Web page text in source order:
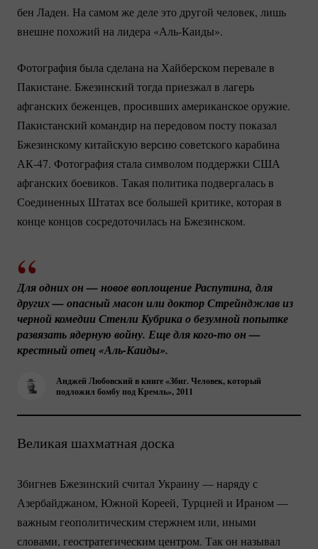
бен Ладен. На самом же деле это другой человек, лишь
внешне похожий на лидера «Аль-Каиды».
Фотография была сделана на Хайберском перевале в
Пакистане. Бжезинский тогда приезжал в лагерь
афганских беженцев, просивших американское оружие.
Пакистанский командир на передовом посту показал
Бжезинскому китайскую версию советского карабина
АК-47. Фотография стала символом поддержки США
афганских боевиков. Такая политика подвергалась в
Соединенных Штатах все большей критике, которая в
конце концов сосредоточилась на Бжезинском.
Анджей Любовский в книге «Збиг. Человек, который
подложил бомбу под Кремль», 2011
Для одних он — новое воплощение Распутина, для
других — опасный масон или доктор Стрейнджлав из
черной комедии Стенли Кубрика о безумной попытке
развязать ядерную войну. Еще для кого-то он —
крестный отец «Аль-Каиды».
Великая шахматная доска
Збигнев Бжезинский считал Украину — наряду с
Азербайджаном, Южной Кореей, Турцией и Ираном —
важным геополитическим стержнем или, иными
словами, геостратегическим центром. Так он называл